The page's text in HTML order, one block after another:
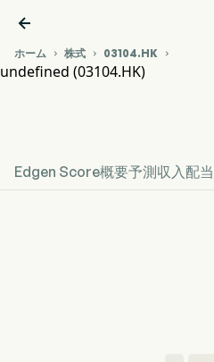

ホーム  株式  03104.HK 
undefined (03104.HK)
Edgen Score概要予測 収入 配当